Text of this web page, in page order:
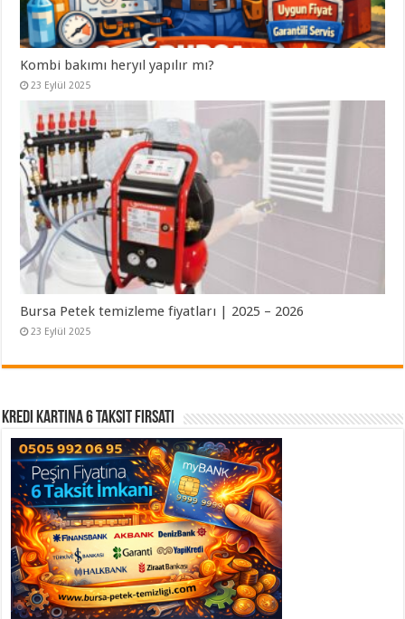
Kombi bakımı heryıl yapılır mı?
23 Eylül 2025
Bursa Petek temizleme fiyatları | 2025 – 2026
23 Eylül 2025
Kredi Kartına 6 Taksit Fırsatı